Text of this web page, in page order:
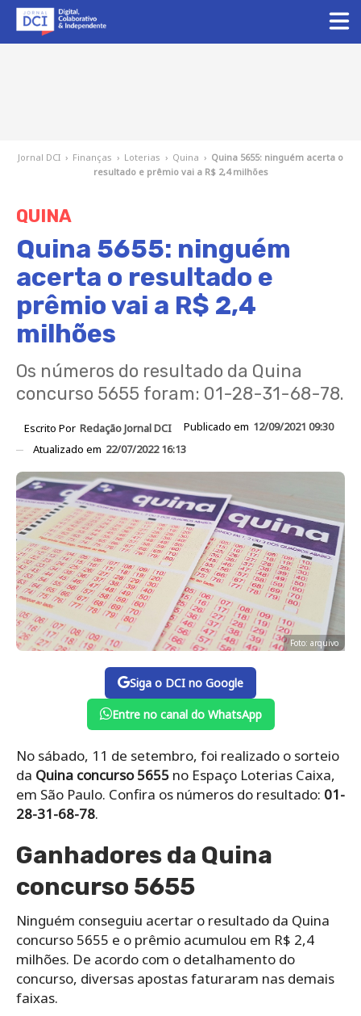
Jornal DCI › Finanças › Loterias › Quina › Quina 5655: ninguém acerta o
resultado e prêmio vai a R$ 2,4 milhões
QUINA
Quina 5655: ninguém
acerta o resultado e
prêmio vai a R$ 2,4
milhões
Os números do resultado da Quina
concurso 5655 foram: 01-28-31-68-78.
Escrito Por Redação Jornal DCI Publicado em 12/09/2021 09:30
Atualizado em 22/07/2022 16:13
Foto: arquivo
Siga o DCI no Google
Entre no canal do WhatsApp
No sábado, 11 de setembro, foi realizado o sorteio
da Quina concurso 5655 no Espaço Loterias Caixa,
em São Paulo. Confira os números do resultado: 01-
28-31-68-78.
Ganhadores da Quina
concurso 5655
Ninguém conseguiu acertar o resultado da Quina
concurso 5655 e o prêmio acumulou em R$ 2,4
milhões. De acordo com o detalhamento do
concurso, diversas apostas faturaram nas demais
faixas.